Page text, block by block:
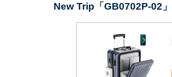
New Trip「GB0702P-02」